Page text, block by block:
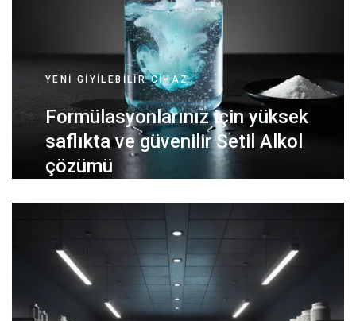
YENI GIYILEBILIR CIHAZ
Formülasyonlarınız için yüksek
saflıkta ve güvenilir Setil Alkol
çözümü